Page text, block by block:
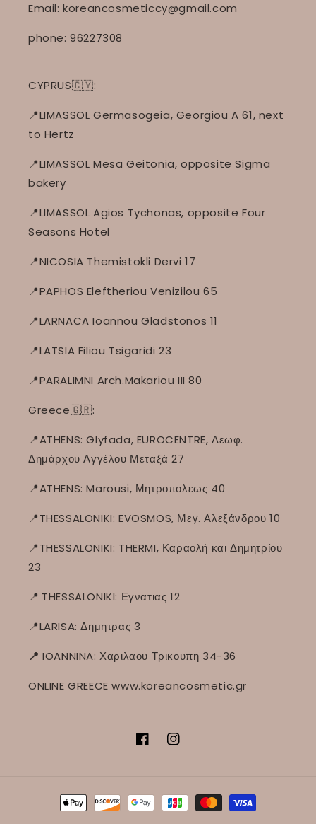
Email: koreancosmeticcy@gmail.com
phone: 96227308
CYPRUS🇨🇾:
📍LIMASSOL Germasogeia, Georgiou A 61, next
to Hertz
📍LIMASSOL Mesa Geitonia, opposite Sigma
bakery
📍LIMASSOL Agios Tychonas, opposite Four
Seasons Hotel
📍NICOSIA Themistokli Dervi 17
📍PAPHOS Eleftheriou Venizilou 65
📍LARNACA Ioannou Gladstonos 11
📍LATSIA Filiou Tsigaridi 23
📍PARALIMNI Arch.Makariou III 80
Greece🇬🇷:
📍ATHENS: Glyfada, EUROCENTRE, Λεωφ.
Δημάρχου Αγγέλου Μεταξά 27
📍ATHENS: Marousi, Μητροπολεως 40
📍THESSALONIKI: EVOSMOS, Μεγ. Αλεξάνδρου 10
📍THESSALONIKI: THERMI, Καραολή και Δημητρίου
23
📍 THESSALONIKI: Εγνατιας 12
📍LARISA: Δημητρας 3
📍 IOANNINA: Χαριλαου Τρικουπη 34-36
ONLINE GREECE www.koreancosmetic.gr
FacebookInstagram
Μέθοδοι
πληρωμής